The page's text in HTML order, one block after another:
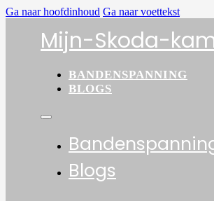
Ga naar hoofdinhoud Ga naar voettekst
Mijn-Skoda-
BANDENSPANNING
BLOGS
Blogs